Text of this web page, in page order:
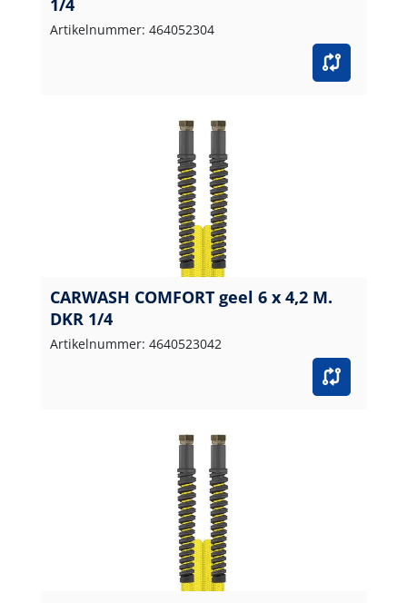
1/4
Artikelnummer: 464052304
CARWASH COMFORT geel 6 x 4,2 M.
DKR 1/4
Artikelnummer: 4640523042